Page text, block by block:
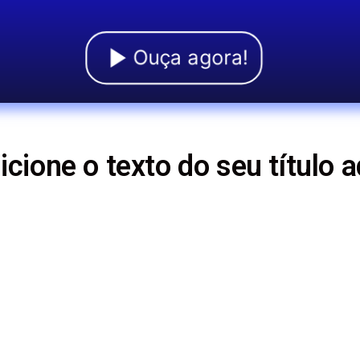
Ouça agora!
o texto do seu título